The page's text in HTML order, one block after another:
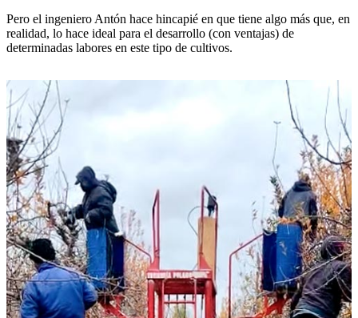
Pero el ingeniero Antón hace hincapié en que tiene algo más que, en
realidad, lo hace ideal para el desarrollo (con ventajas) de
determinadas labores en este tipo de cultivos.